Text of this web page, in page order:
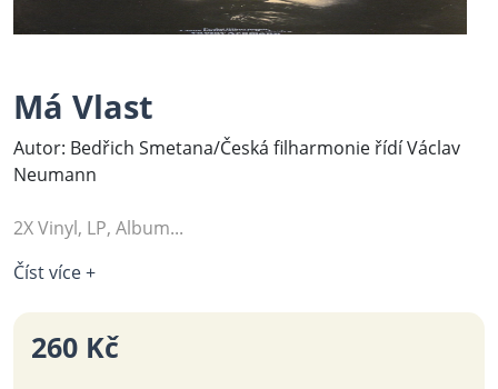
Má Vlast
Autor: Bedřich Smetana/Česká filharmonie řídí Václav
Neumann
2X Vinyl, LP, Album...
Číst více +
260 Kč